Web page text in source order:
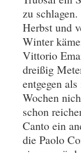
zu
Herbst und
Winter
Vittorio
dreißig
entgegen
Wochen
schon
Canto ein
die Paolo